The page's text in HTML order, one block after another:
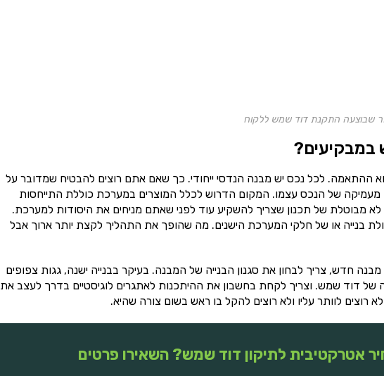
שבוצעה התקנת דוד שמש ללקוח
לכל נכס יש מבנה הנדסי ייחודי. כך שאם אתם רוצים להבטיח שמדובר על
של הנכס עצמו. המקום הדרוש לכלל המוצרים במערכת כוללת התייחסות
מבוטלת של תכנון שצריך להשקיע עוד לפני שאתם מניחים את היסודות למערכת.
בנייה או של חלקי המערכת הישנים. מה שהופך את התהליך לקצת יותר ארוך אבל
חדש, צריך לבחון את סגנון הבנייה של המבנה. בעיקר בבנייה ישנה, גגות צפופים
של דוד שמש. וצריך לקחת בחשבון את ההיתכנות לאתגרים לוגיסטיים בדרך לעצב את
לוותר עליו ולא רוצים להקל בו ראש בשום צורה שהיא.
אטרקטיבית לתיקון דוד שמש? השאירו פרטים